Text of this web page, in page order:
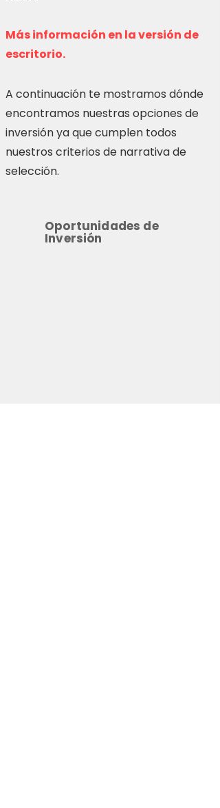
Más información en la versión de
escritorio.
A continuación te mostramos dónde
encontramos nuestras opciones de
inversión ya que cumplen todos
nuestros criterios de narrativa de
selección.
Oportunidades de
Inversión